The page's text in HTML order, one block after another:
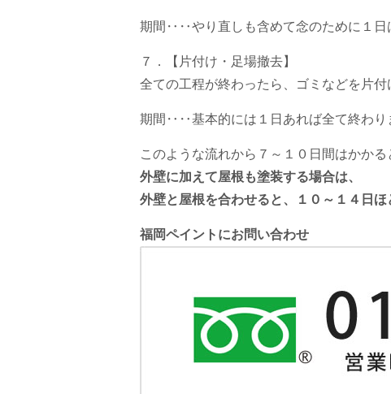
期間‥‥やり直しも含めて念のために１日
７．【片付け・足場撤去】
全ての工程が終わったら、ゴミなどを片付
期間‥‥基本的には１日あれば全て終わり
このような流れから７～１０日間はかかる
外壁に加えて屋根も塗装する場合は、
外壁と屋根を合わせると、１０～１４日ほ
福岡ペイントにお問い合わせ